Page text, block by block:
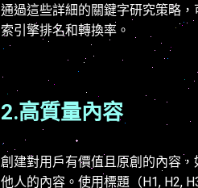
通過這些詳細的關鍵字研究策略
索引擎排名和轉換率。
2.高質量內容
創建對用戶有價值且原創的內容
他人的內容。使用標題（H1, H2,